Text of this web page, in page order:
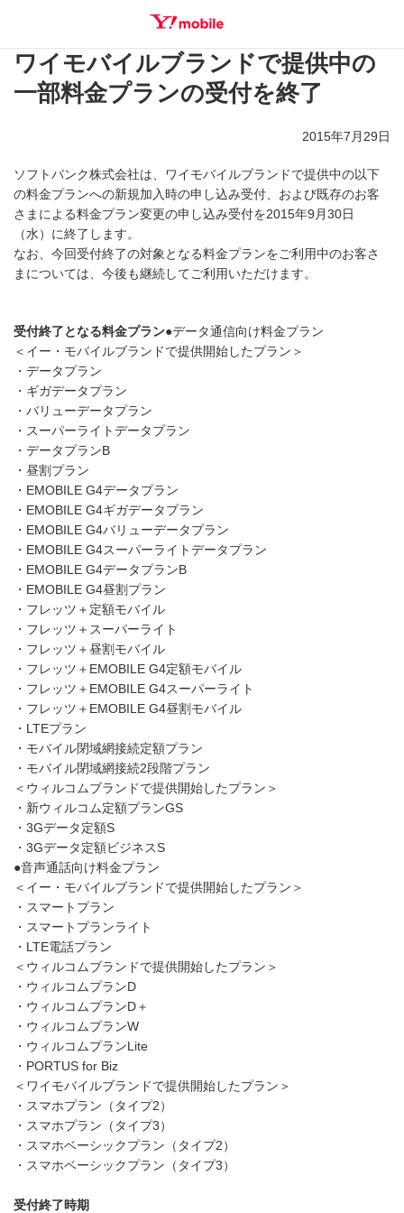
SEARCH
ワイモバイルブランドで提供中の
一部料金プランの受付を終了
2015年7月29日
ソフトバンク株式会社は、ワイモバイルブランドで提供中の以下
の料金プランへの新規加入時の申し込み受付、および既存のお客
さまによる料金プラン変更の申し込み受付を2015年9月30日
（水）に終了します。
なお、今回受付終了の対象となる料金プランをご利用中のお客さ
まについては、今後も継続してご利用いただけます。
受付終了となる料金プラン●データ通信向け料金プラン
＜イー・モバイルブランドで提供開始したプラン＞
・データプラン
・ギガデータプラン
・バリューデータプラン
・スーパーライトデータプラン
・データプランB
・昼割プラン
・EMOBILE G4データプラン
・EMOBILE G4ギガデータプラン
・EMOBILE G4バリューデータプラン
・EMOBILE G4スーパーライトデータプラン
・EMOBILE G4データプランB
・EMOBILE G4昼割プラン
・フレッツ＋定額モバイル
・フレッツ＋スーパーライト
・フレッツ＋昼割モバイル
・フレッツ＋EMOBILE G4定額モバイル
・フレッツ＋EMOBILE G4スーパーライト
・フレッツ＋EMOBILE G4昼割モバイル
・LTEプラン
・モバイル閉域網接続定額プラン
・モバイル閉域網接続2段階プラン
＜ウィルコムブランドで提供開始したプラン＞
・新ウィルコム定額プランGS
・3Gデータ定額S
・3Gデータ定額ビジネスS
●音声通話向け料金プラン
＜イー・モバイルブランドで提供開始したプラン＞
・スマートプラン
・スマートプランライト
・LTE電話プラン
＜ウィルコムブランドで提供開始したプラン＞
・ウィルコムプランD
・ウィルコムプランD＋
・ウィルコムプランW
・ウィルコムプランLite
・PORTUS for Biz
＜ワイモバイルブランドで提供開始したプラン＞
・スマホプラン（タイプ2）
・スマホプラン（タイプ3）
・スマホベーシックプラン（タイプ2）
・スマホベーシックプラン（タイプ3）
受付終了時期